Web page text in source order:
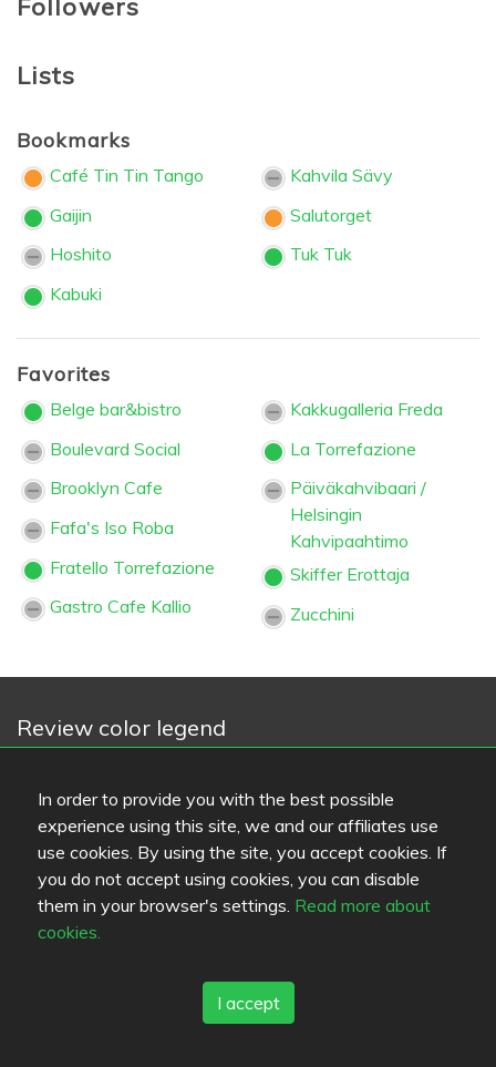
In order to provide you with the best possible
experience using this site, we and our affiliates use
use cookies. By using the site, you accept cookies. If
you do not accept using cookies, you can disable
them in your browser's settings. Read more about
cookies.
I accept
Followers
Lists
Bookmarks
Café Tin Tin Tango
Gaijin
Hoshito
Kabuki
Kahvila Sävy
Salutorget
Tuk Tuk
Favorites
Belge bar&bistro
Boulevard Social
Brooklyn Cafe
Fafa's Iso Roba
Fratello Torrefazione
Gastro Cafe Kallio
Kakkugalleria Freda
La Torrefazione
Päiväkahvibaari /
Helsingin
Kahvipaahtimo
Skiffer Erottaja
Zucchini
Review color legend
Value for money
Links
Help
Feedback